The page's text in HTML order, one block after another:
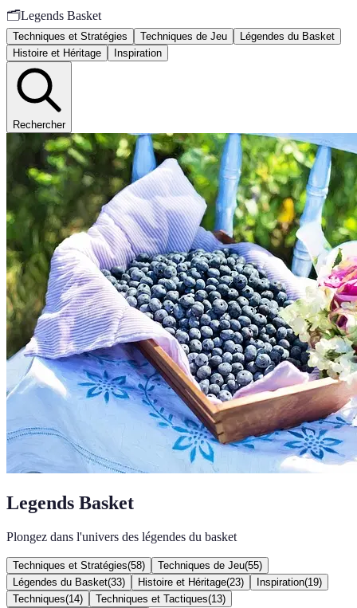
🗂️Legends Basket
Techniques et Stratégies Techniques de Jeu
Légendes du Basket
Histoire et Héritage
Inspiration
Rechercher
Legends Basket
Plongez dans l'univers des légendes du basket
Techniques et Stratégies(58) Techniques de Jeu(55)
Légendes du Basket(33) Histoire et Héritage(23) Inspiration(19)
Techniques(14) Techniques et Tactiques(13)